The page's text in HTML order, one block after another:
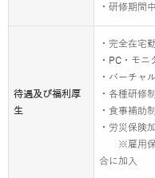
・研修期間
待遇及び福利厚
生
・完全在宅
・PC・モニ
・バーチャ
・各種研修
・食事補助
・労災保険
※雇用保険
合に加入